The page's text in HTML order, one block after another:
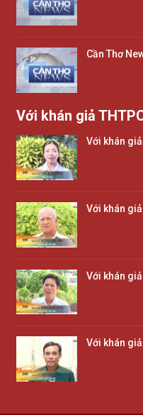
Cần Thơ
Với khán giả
Với khán
Với khán
Với khán
Với khán